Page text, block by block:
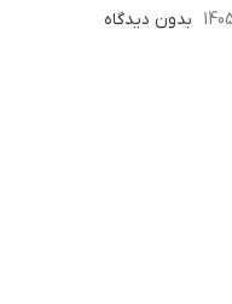
بدون دیدگاه